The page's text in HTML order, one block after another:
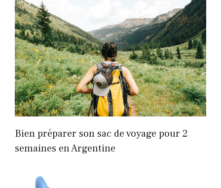
Bien préparer son sac de voyage pour 2
semaines en Argentine